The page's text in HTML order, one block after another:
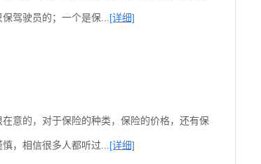
驾驶员的；一个是保... [详细]
意的，对于保险的种类，保险的价格，还有保
，相信很多人都听过... [详细]